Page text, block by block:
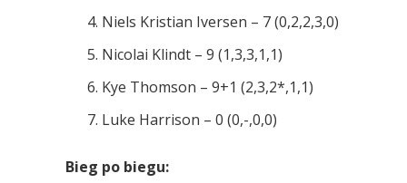
Niels Kristian Iversen – 7 (0,2,2,3,0)
Nicolai Klindt – 9 (1,3,3,1,1)
Kye Thomson – 9+1 (2,3,2*,1,1)
Luke Harrison – 0 (0,-,0,0)
Bieg po biegu: